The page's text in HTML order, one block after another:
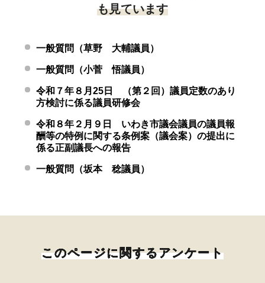
も見ています
一般質問（草野 大輔議員）
一般質問（小菅 悟議員）
令和７年８月25日 （第２回）議員定数のあり
方検討に係る議員研修会
令和８年２月９日 いわき市議会議員の議員報
酬等の特例に関する条例案（議会案）の提出に
係る正副議長への報告
一般質問（坂本 稔議員）
このページに関するアンケート